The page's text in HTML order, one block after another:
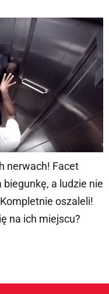
nerwach! Facet
a ludzie nie
oszaleli!
na ich miejscu?